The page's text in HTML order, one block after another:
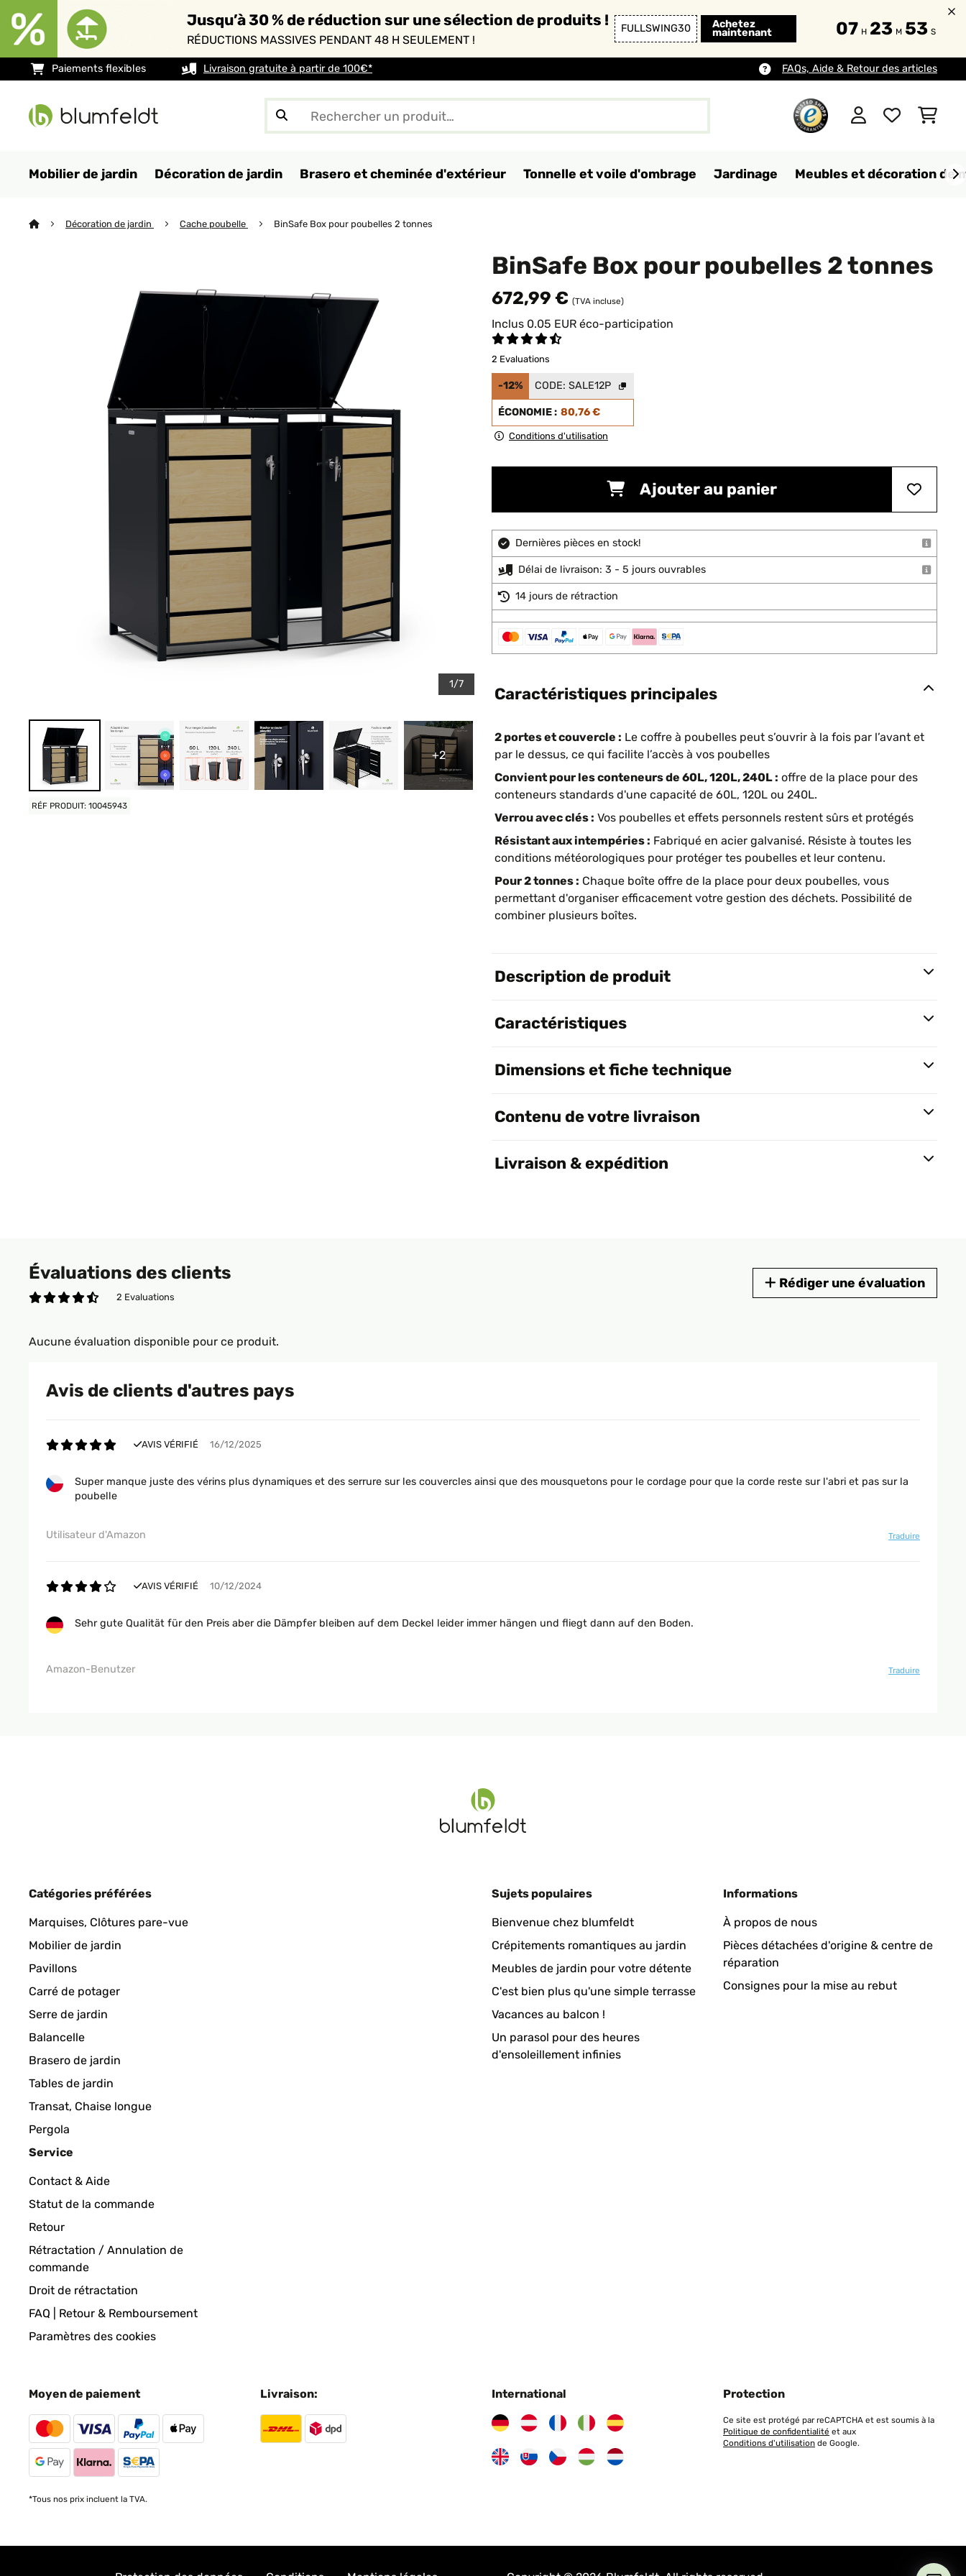
Jusqu’à 30 % de réduction sur une sélection de produits !
RÉDUCTIONS MASSIVES PENDANT 48 H SEULEMENT !
FULLSWING30 Achetez
maintenant 07 H 23 M 50 S
Paiements flexibles Livraison gratuite à partir de 100€* FAQs, Aide & Retour des articles
Mobilier de jardin Décoration de jardin Brasero et cheminée d'extérieur Tonnelle et voile d'ombrage Jardinage Meubles et décoration de
Décoration de jardin Cache poubelle BinSafe Box pour poubelles 2 tonnes
1/7
+2
RÉF PRODUIT: 10045943
BinSafe Box pour poubelles 2 tonnes
672,99 € (TVA incluse)
Inclus 0.05 EUR éco-participation
2 Evaluations
-12% CODE: SALE12P
ÉCONOMIE : 80,76 €
Conditions d'utilisation
Ajouter au panier
Dernières pièces en stock!
Délai de livraison: 3 - 5 jours ouvrables
14 jours de rétraction
Caractéristiques principales
2 portes et couvercle : Le coffre à poubelles peut s’ouvrir à la fois par l’avant et
par le dessus, ce qui facilite l’accès à vos poubelles
Convient pour les conteneurs de 60L, 120L, 240L : offre de la place pour des
conteneurs standards d'une capacité de 60L, 120L ou 240L.
Verrou avec clés : Vos poubelles et effets personnels restent sûrs et protégés
Résistant aux intempéries : Fabriqué en acier galvanisé. Résiste à toutes les
conditions météorologiques pour protéger tes poubelles et leur contenu.
Pour 2 tonnes : Chaque boîte offre de la place pour deux poubelles, vous
permettant d'organiser efficacement votre gestion des déchets. Possibilité de
combiner plusieurs boîtes.
Description de produit
Caractéristiques
Dimensions et fiche technique
Contenu de votre livraison
Livraison & expédition
Évaluations des clients
2 Evaluations
Rédiger une évaluation
Aucune évaluation disponible pour ce produit.
Avis de clients d'autres pays
AVIS VÉRIFIÉ 16/12/2025
Super manque juste des vérins plus dynamiques et des serrure sur les couvercles ainsi que des mousquetons pour le cordage pour que la corde reste sur l'abri et pas sur la
poubelle
Utilisateur d'Amazon Traduire
AVIS VÉRIFIÉ 10/12/2024
Sehr gute Qualität für den Preis aber die Dämpfer bleiben auf dem Deckel leider immer hängen und fliegt dann auf den Boden.
Amazon-Benutzer Traduire
Catégories préférées
Marquises, Clôtures pare-vue
Mobilier de jardin
Pavillons
Carré de potager
Serre de jardin
Balancelle
Brasero de jardin
Tables de jardin
Transat, Chaise longue
Pergola
Sujets populaires
Bienvenue chez blumfeldt
Crépitements romantiques au jardin
Meubles de jardin pour votre détente
C'est bien plus qu'une simple terrasse
Vacances au balcon !
Un parasol pour des heures
d'ensoleillement infinies
Informations
À propos de nous
Pièces détachées d'origine & centre de
réparation
Consignes pour la mise au rebut
Service
Contact & Aide
Statut de la commande
Retour
Rétractation / Annulation de
commande
Droit de rétractation
FAQ | Retour & Remboursement
Paramètres des cookies
Moyen de paiement
*Tous nos prix incluent la TVA.
Livraison: International Protection
Ce site est protégé par reCAPTCHA et est soumis à la
Politique de confidentialité et aux
Conditions d'utilisation de Google.